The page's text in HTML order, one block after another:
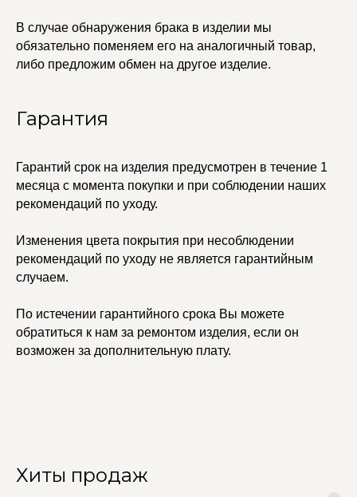
В случае обнаружения брака в изделии мы
обязательно поменяем его на аналогичный товар,
либо предложим обмен на другое изделие.
Гарантия
Гарантий срок на изделия предусмотрен в течение 1
месяца с момента покупки и при соблюдении наших
рекомендаций по уходу.
Изменения цвета покрытия при несоблюдении
рекомендаций по уходу не является гарантийным
случаем.
По истечении гарантийного срока Вы можете
обратиться к нам за ремонтом изделия, если он
возможен за дополнительную плату.
Хиты продаж
© 2021-2025 Edalinjewelry. Все права защищены.
Упаковка
Сертификаты
Не бриллианты, потому
что по любви